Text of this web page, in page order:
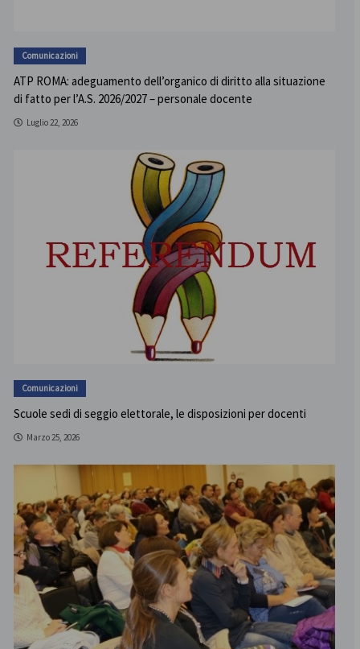
Comunicazioni
ATP ROMA: adeguamento dell’organico di diritto alla situazione
di fatto per l’A.S. 2026/2027 – personale docente
Luglio 22, 2026
Comunicazioni
Scuole sedi di seggio elettorale, le disposizioni per docenti
Marzo 25, 2026